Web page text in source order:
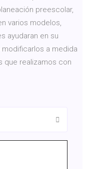
preescolar,
varios modelos,
ayudaran en su
a medida
que realizamos con